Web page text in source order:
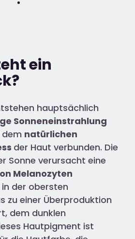
ein
hauptsächlich
Sonneneinstrahlung
natürlichen
der Haut verbunden. Die
Sonne verursacht eine
Melanozyten
der obersten
zu einer Überproduktion
dem dunklen
Hautpigment ist